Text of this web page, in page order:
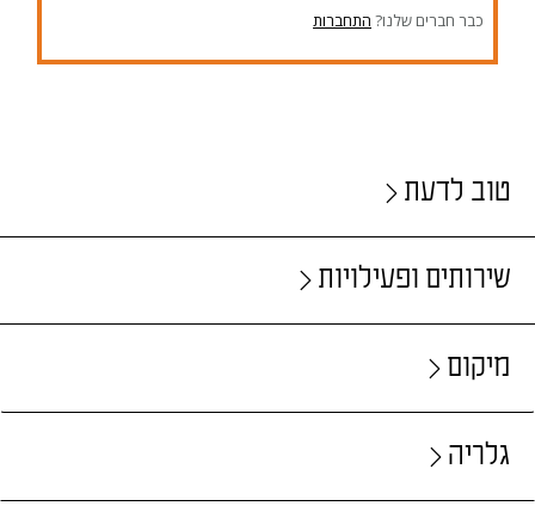
כבר חברים שלנו? התחברות
טוב לדעת
שירותים ופעילויות
מיקום
גלריה